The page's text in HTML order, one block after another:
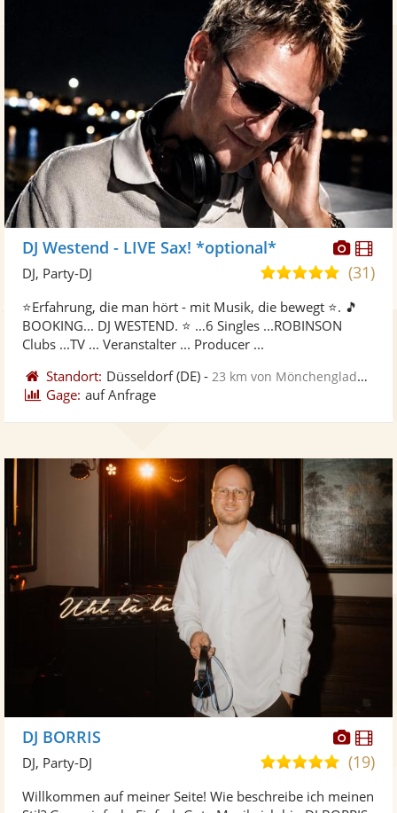
Fotos
DJ Westend - LIVE Sax! *optional*
5,0
5
(31)
DJ, Party-DJ
⭐Erfahrung, die man hört - mit Musik, die bewegt ⭐. 🎵
BOOKING... DJ WESTEND. ⭐ …6 Singles ...ROBINSON
Clubs ...TV ... Veranstalter ... Producer ...
Standort: Düsseldorf(DE) - 23 km von Mönchengladbach
Gage: auf Anfrage
Fotos
DJ BORRIS
5,0
5
(19)
DJ, Party-DJ
Willkommen auf meiner Seite! Wie beschreibe ich meinen